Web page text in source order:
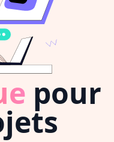
pour